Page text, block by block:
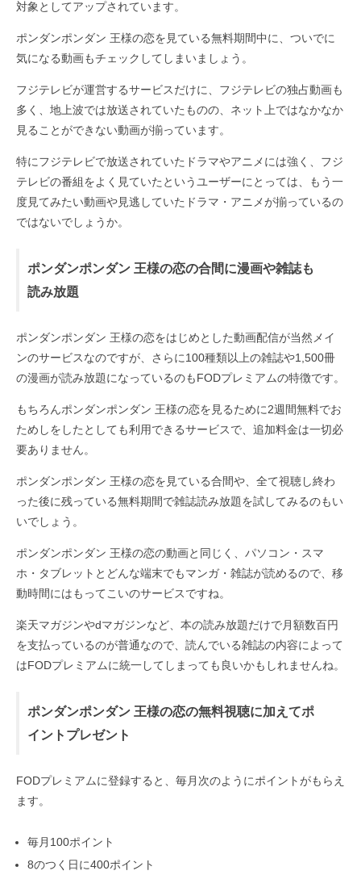
対象としてアップされています。
ポンダンポンダン 王様の恋を見ている無料期間中に、ついでに
気になる動画もチェックしてしまいましょう。
フジテレビが運営するサービスだけに、フジテレビの独占動画も
多く、地上波では放送されていたものの、ネット上ではなかなか
見ることができない動画が揃っています。
特にフジテレビで放送されていたドラマやアニメには強く、フジ
テレビの番組をよく見ていたというユーザーにとっては、もう一
度見てみたい動画や見逃していたドラマ・アニメが揃っているの
ではないでしょうか。
ポンダンポンダン 王様の恋の合間に漫画や雑誌も
読み放題
ポンダンポンダン 王様の恋をはじめとした動画配信が当然メイ
ンのサービスなのですが、さらに100種類以上の雑誌や1,500冊
の漫画が読み放題になっているのもFODプレミアムの特徴です。
もちろんポンダンポンダン 王様の恋を見るために2週間無料でお
ためしをしたとしても利用できるサービスで、追加料金は一切必
要ありません。
ポンダンポンダン 王様の恋を見ている合間や、全て視聴し終わ
った後に残っている無料期間で雑誌読み放題を試してみるのもい
いでしょう。
ポンダンポンダン 王様の恋の動画と同じく、パソコン・スマ
ホ・タブレットとどんな端末でもマンガ・雑誌が読めるので、移
動時間にはもってこいのサービスですね。
楽天マガジンやdマガジンなど、本の読み放題だけで月額数百円
を支払っているのが普通なので、読んでいる雑誌の内容によって
はFODプレミアムに統一してしまっても良いかもしれませんね。
ポンダンポンダン 王様の恋の無料視聴に加えてポ
イントプレゼント
FODプレミアムに登録すると、毎月次のようにポイントがもらえ
ます。
毎月100ポイント
8のつく日に400ポイント